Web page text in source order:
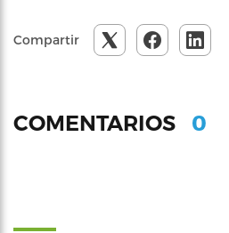
Compartir
COMENTARIOS 0